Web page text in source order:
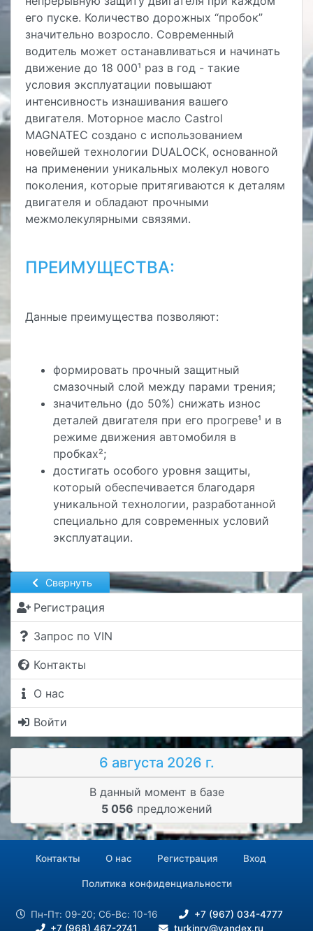
Свернуть
Регистрация
Запрос по VIN
Контакты
О нас
Войти
6 августа 2026 г.
В данный момент в базе
5 056 предложений
его пуске. Количество дорожных “пробок”
значительно возросло. Современный
водитель может останавливаться и начинать
движение до 18 000¹ раз в год - такие
условия эксплуатации повышают
интенсивность изнашивания вашего
двигателя. Моторное масло Castrol
MAGNATEC создано с использованием
новейшей технологии DUALOCK, основанной
на применении уникальных молекул нового
поколения, которые притягиваются к деталям
двигателя и обладают прочными
межмолекулярными связями.
ПРЕИМУЩЕСТВА:
Данные преимущества позволяют:
формировать прочный защитный
смазочный слой между парами трения;
значительно (до 50%) снижать износ
деталей двигателя при его прогреве¹ и в
режиме движения автомобиля в
пробках²;
достигать особого уровня защиты,
который обеспечивается благодаря
уникальной технологии, разработанной
специально для современных условий
эксплуатации.
Контакты О нас Регистрация Вход
Политика конфиденциальности
Пн-Пт: 09-20; Сб-Вс: 10-16
+7 (967) 034-4777
+7 (968) 467-2741
turkinrv@yandex.ru